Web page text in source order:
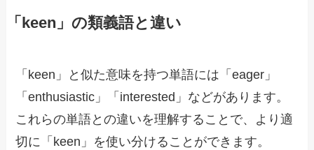
「keen」の類義語と違い
「keen」と似た意味を持つ単語には「eager」
「enthusiastic」「interested」などがあります。
これらの単語との違いを理解することで、より適
切に「keen」を使い分けることができます。